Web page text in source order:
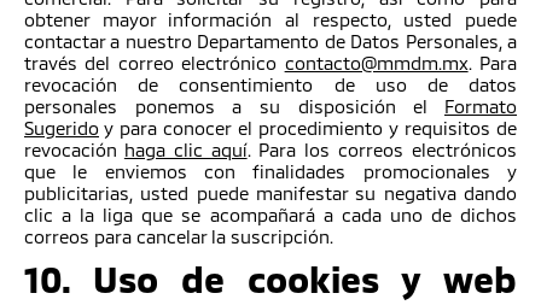
obtener mayor información al respecto, usted puede
contactar a nuestro Departamento de Datos Personales, a
través del correo electrónico contacto@mmdm.mx. Para
revocación de consentimiento de uso de datos
personales ponemos a su disposición el Formato
Sugerido y para conocer el procedimiento y requisitos de
revocación haga clic aquí. Para los correos electrónicos
que le enviemos con finalidades promocionales y
publicitarias, usted puede manifestar su negativa dando
clic a la liga que se acompañará a cada uno de dichos
correos para cancelar la suscripción.
10. Uso de cookies y web